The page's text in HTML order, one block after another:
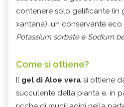
contenere solo gelificante (in
xantana), un conservante
Potassium sorbatee Sodium
Come si ottiene?
Il gel di Aloe vera si ottiene
succulente della pianta e, in